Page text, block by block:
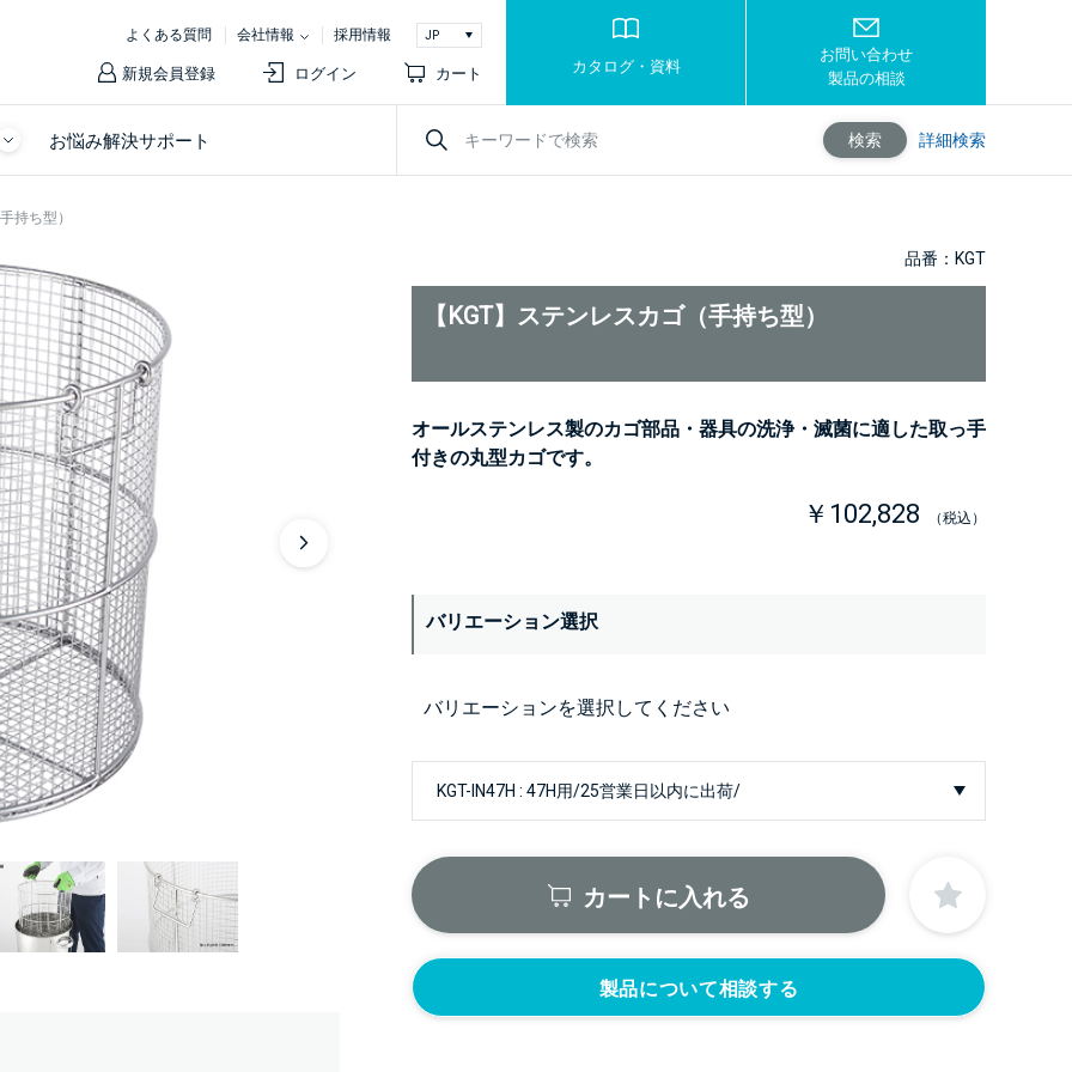
よくある質問 会社情報 採用情報
新規会員登録 ログイン カート カタログ・資料
お問い合わせ
製品の相談
お悩み解決サポート 検索 詳細検索
持ち型）
品番：KGT
【KGT】ステンレスカゴ（手持ち型）
オールステンレス製のカゴ部品・器具の洗浄・滅菌に適した取っ手
付きの丸型カゴです。
￥102,828 （税込）
バリエーション選択
バリエーションを選択してください
カートに入れる
製品について相談する